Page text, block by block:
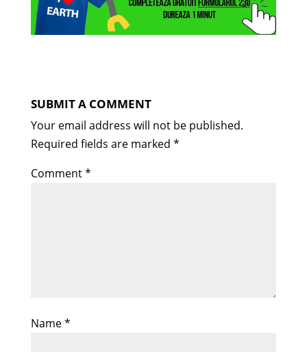
SUBMIT A COMMENT
Your email address will not be published.
Required fields are marked *
Comment*
Name*